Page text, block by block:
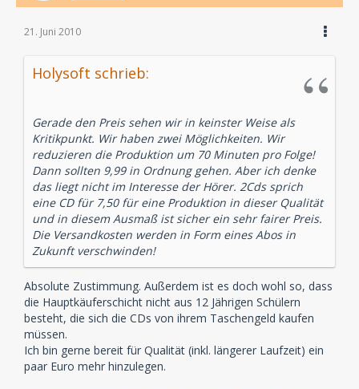
21. Juni 2010
Holysoft schrieb:
Gerade den Preis sehen wir in keinster Weise als
Kritikpunkt. Wir haben zwei Möglichkeiten. Wir
reduzieren die Produktion um 70 Minuten pro Folge!
Dann sollten 9,99 in Ordnung gehen. Aber ich denke
das liegt nicht im Interesse der Hörer. 2Cds sprich
eine CD für 7,50 für eine Produktion in dieser Qualität
und in diesem Ausmaß ist sicher ein sehr fairer Preis.
Die Versandkosten werden in Form eines Abos in
Zukunft verschwinden!
Absolute Zustimmung. Außerdem ist es doch wohl so, dass
die Hauptkäuferschicht nicht aus 12 Jährigen Schülern
besteht, die sich die CDs von ihrem Taschengeld kaufen
müssen.
Ich bin gerne bereit für Qualität (inkl. längerer Laufzeit) ein
paar Euro mehr hinzulegen.